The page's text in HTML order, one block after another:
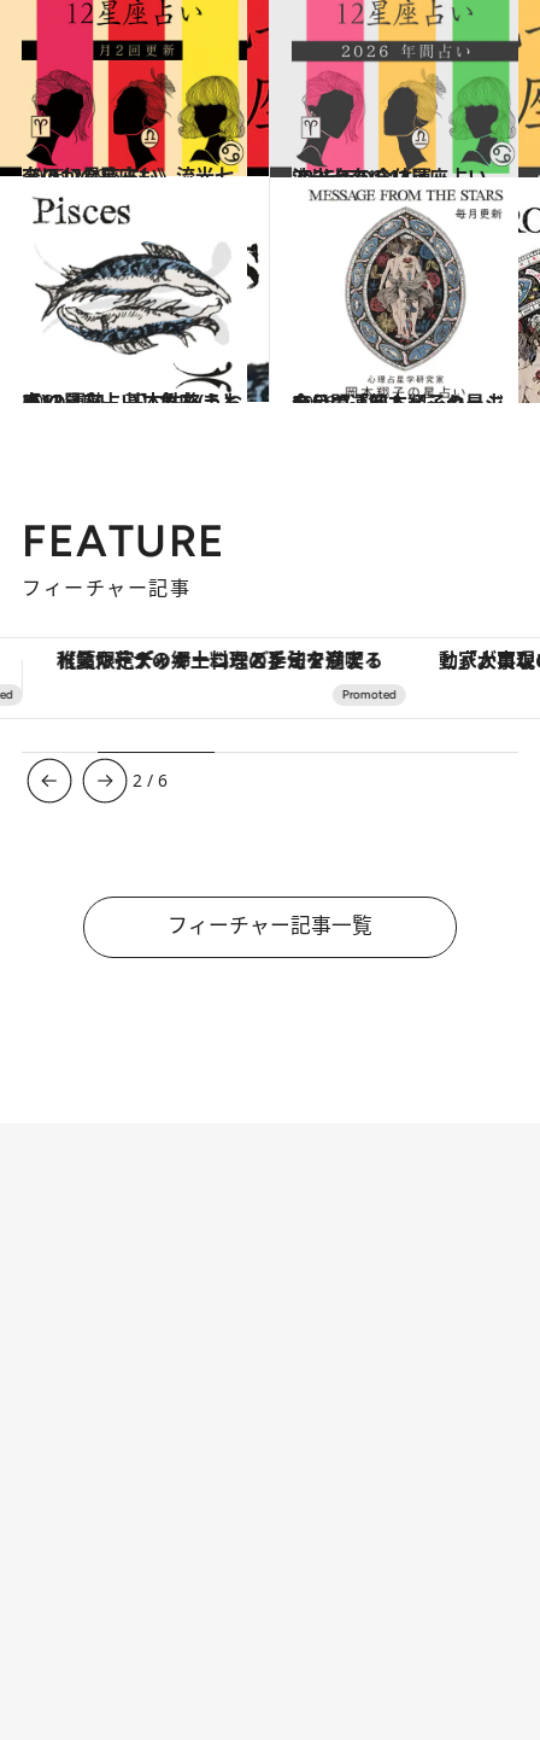
2026.7.29
《ほかの星座も》流光七奈の12星座占い
占い 2025.12.17
流光七奈の12星座占い 2026年の全体運
占い
2021.12.1
【12星座占い】魚座(うお座)の運勢、基本性格まとめ
占い 2026.7.31
今月の運勢＆メッセージを公開「岡本翔子の星占い」
占い
FEATURE
フィーチャー記事
「大事なのは地域の意識を変えること」。ロレックス賞受賞の自然保護活動家が実現させたナイジェリアの自然環境の復活 ヴァシュロン・コンスタンタ
3 /6
フィーチャー記事一覧